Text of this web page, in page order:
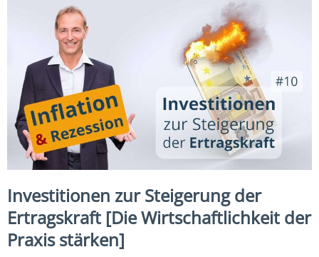
Investitionen zur Steigerung der
Ertragskraft [Die Wirtschaftlichkeit der
Praxis stärken]
Zahnarzt-
Z-MVZ
Konzept
Expertise
1 – Z-
MVZ
Basics
Expertise
2 – Z-
MVZ
Konzept